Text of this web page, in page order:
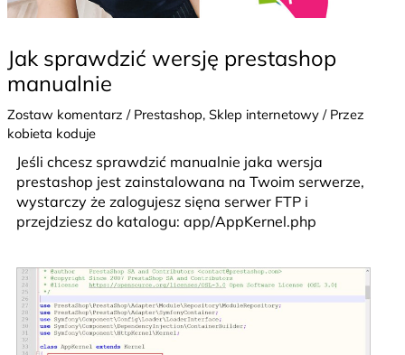
Jak sprawdzić wersję prestashop
manualnie
Zostaw komentarz / Prestashop, Sklep internetowy/ Przez
kobieta koduje
Jeśli chcesz sprawdzić manualnie jaka wersja
prestashop jest zainstalowana na Twoim serwerze,
wystarczy że zalogujesz sięna serwer FTP i
przejdziesz do katalogu: app/AppKernel.php